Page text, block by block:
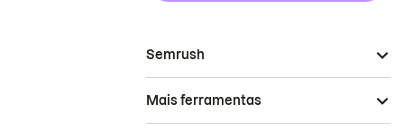
Semrush
Mais ferramentas